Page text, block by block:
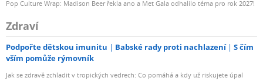
Pop Culture Wrap: Madison Beer řekla ano a Met Gala odhalilo téma pro rok 2027!
Zdraví
Podpořte dětskou imunitu Babské rady proti nachlazení
S čím
vším pomůže rýmovník
Jak se zdravě zchladit v tropických vedrech: Co pomáhá a kdy už riskujete úpal